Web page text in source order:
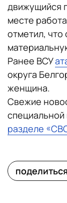
движущийся
месте
отметил,
Ранее ВСУ
округа
женщина.
Свежие
разделе
поделиться